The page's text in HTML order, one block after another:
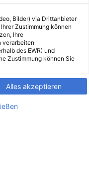
Bilder) via Drittanbieter
Zustimmung können
Ihre
verarbeiten
des EWR) und
Zustimmung können Sie
Alles akzeptieren